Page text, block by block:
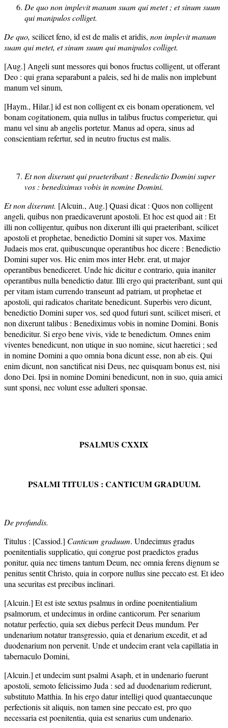
De quo non implevit manum suam qui metet ; et sinum suum
qui manipulos colliget.
De quo, scilicet feno, id est de malis et aridis, non implevit manum
suam qui metet, et sinum suum qui manipulos colliget.
[Aug.] Angeli sunt messores qui bonos fructus colligent, ut offerant
Deo : qui grana separabunt a paleis, sed hi de malis non implebunt
manum vel sinum,
[Haym., Hilar.] id est non colligent ex eis bonam operationem, vel
bonam cogitationem, quia nullus in talibus fructus comperietur, qui
manu vel sinu ab angelis portetur. Manus ad opera, sinus ad
conscientiam refertur, sed in neutro fructus est malis.
Et non dixerunt qui praeteribant : Benedictio Domini super
vos : benediximus vobis in nomine Domini.
Et non dixerunt. [Alcuin., Aug.] Quasi dicat : Quos non colligent
angeli, quibus non praedicaverunt apostoli. Et hoc est quod ait : Et
illi non colligentur, quibus non dixerunt illi qui praeteribant, scilicet
apostoli et prophetae, benedictio Domini sit super vos. Maxime
Judaeis mos erat, quibuscunque operantibus hoc dicere : Benedictio
Domini super vos. Hic enim mos inter Hebr. erat, ut major
operantibus benediceret. Unde hic dicitur e contrario, quia inaniter
operantibus nulla benedictio datur. Illi ergo qui praeteribant, sunt qui
per vitam istam currendo transeunt ad patriam, ut prophetae et
apostoli, qui radicatos charitate benedicunt. Superbis vero dicunt,
benedictio Domini super vos, sed quod futuri sunt, scilicet miseri, et
non dixerunt talibus : Benediximus vobis in nomine Domini. Bonis
benedicitur. Si ergo bene vivis, vide te benedictum. Omnes enim
viventes benedicunt, non utique in suo nomine, sicut haeretici ; sed
in nomine Domini a quo omnia bona dicunt esse, non ab eis. Qui
enim dicunt, non sanctificat nisi Deus, nec quisquam bonus est, nisi
dono Dei. Ipsi in nomine Domini benedicunt, non in suo, quia amici
sunt sponsi, nec volunt esse adulteri sponsae.
PSALMUS CXXIX
PSALMI TITULUS : CANTICUM GRADUUM.
De profundis.
Titulus : [Cassiod.] Canticum graduum. Undecimus gradus
poenitentialis supplicatio, qui congrue post praedictos gradus
ponitur, quia nec timens tantum Deum, nec omnia ferens dignum se
penitus sentit Christo, quia in corpore nullus sine peccato est. Et ideo
una securitas est precibus inclinari.
[Alcuin.] Et est iste sextus psalmus in ordine poenitentialium
psalmorum, et undecimus in ordine canticorum. Per senarium
notatur perfectio, quia sex diebus perfecit Deus mundum. Per
undenarium notatur transgressio, quia et denarium excedit, et ad
duodenarium non pervenit. Unde et undecim erant vela capillatia in
tabernaculo Domini,
[Alcuin.] et undecim sunt psalmi Asaph, et in undenario fuerunt
apostoli, semoto felicissimo Juda : sed ad duodenarium redierunt,
substituto Matthia. In his ergo datur intelligi quod quantaecunque
perfectionis sit aliquis, non tamen sine peccato est, pro quo
necessaria est poenitentia, quia est senarius cum undenario.